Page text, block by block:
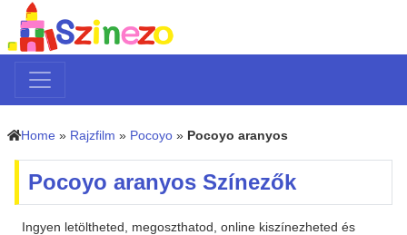
Home » Rajzfilm » Pocoyo » Pocoyo aranyos
Pocoyo aranyos Színezők
Ingyen letöltheted, megoszthatod, online kiszínezheted és